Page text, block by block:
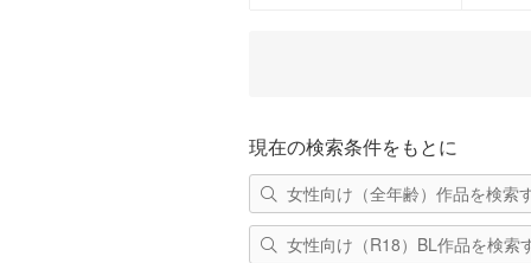
現在の検索条件をもとに
女性向け（全年齢）作品を検索
女性向け（R18）BL作品を検索